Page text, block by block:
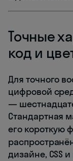
Точные
код и
Для точного
цифровой
—
Стандартная
его короткую
дизайне, CSS